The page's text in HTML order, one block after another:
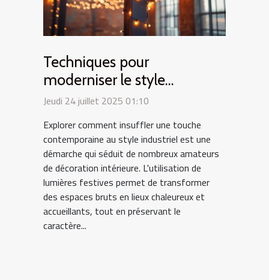
Techniques pour
moderniser le style
industriel avec des lumières
Jeudi 24 juillet 2025 01:10
Explorer comment insuffler une touche
contemporaine au style industriel est une
démarche qui séduit de nombreux amateurs
de décoration intérieure. L'utilisation de
lumières festives permet de transformer
des espaces bruts en lieux chaleureux et
accueillants, tout en préservant le
caractère...